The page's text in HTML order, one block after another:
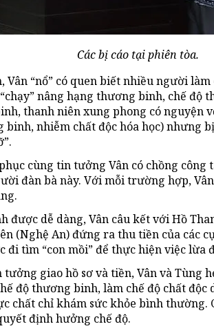
Các bị cáo tại phiên tòa.
Vân “nổ” có quen biết nhiều người
nâng hạng thương binh, chế độ
thanh niên xung phong có nguyện
nhiễm chất độc hóa học) nhưng
cùng tin tưởng Vân có chồng
đàn bà này. Với mỗi trường hợp,
được dễ dàng, Vân câu kết với Hồ
(Nghệ An) đứng ra thu tiền của các
đi tìm “con mồi” để thực hiện việc lừa
giao hồ sơ và tiền, Vân và Tùng
độ thương binh, làm chế độ chất độc
chất chỉ khám sức khỏe bình thường.
định hưởng chế độ.